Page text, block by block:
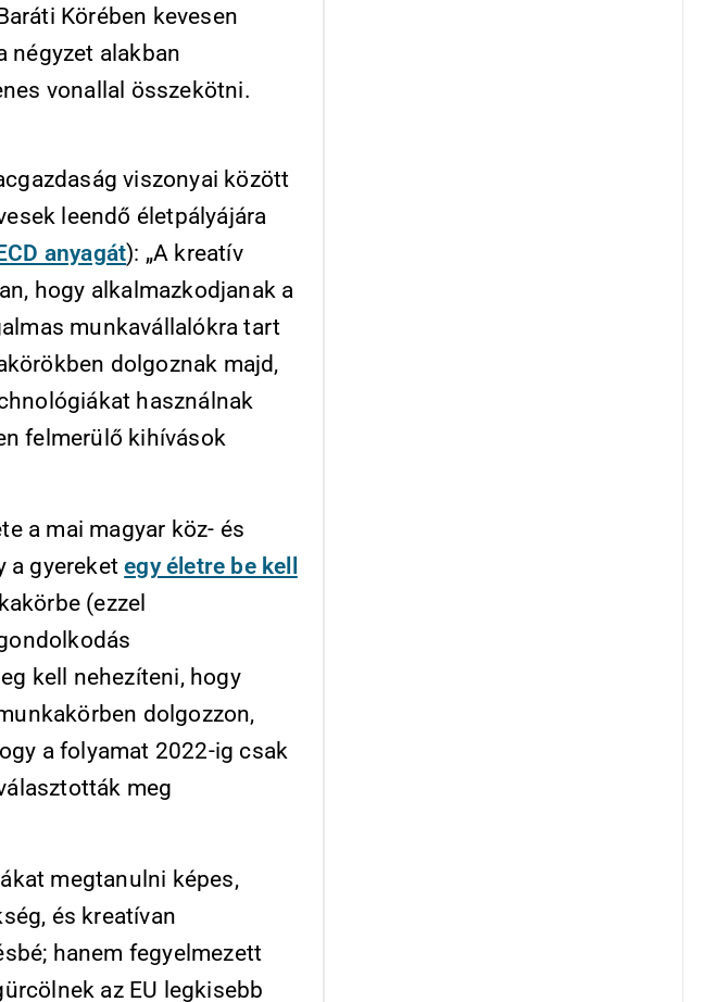
Körében kevesen
négyzet alakban
vonallal összekötni.
viszonyai között
leendő életpályájára
anyagát): „A kreatív
hogy alkalmazkodjanak a
munkavállalókra tart
dolgoznak majd,
használnak
felmerülő kihívások
a mai magyar köz- és
a gyereketegy életre be kell
(ezzel
kell nehezíteni, hogy
dolgozzon,
a folyamat 2022-ig csak
meg
megtanulni képes,
és kreatívan
hanem fegyelmezett
az EU legkisebb